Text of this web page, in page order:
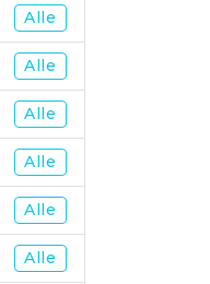
Alle
Alle
Alle
Alle
Alle
Alle